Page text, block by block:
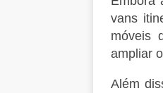
vans
móveis
ampliar
Além